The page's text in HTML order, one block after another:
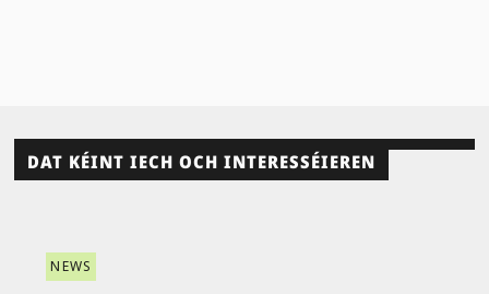
DAT KÉINT IECH OCH INTERESSÉIEREN
NEWS